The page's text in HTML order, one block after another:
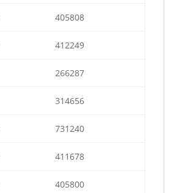
405808
412249
266287
314656
731240
411678
405800